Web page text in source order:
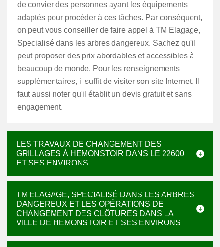
de convier des personnes ayant les équipements
adaptés pour procéder à ces tâches. Par conséquent,
on peut vous conseiller de faire appel à TM Elagage,
Specialisé dans les arbres dangereux. Sachez qu'il
peut proposer des prix abordables et accessibles à
beaucoup de monde. Pour les renseignements
supplémentaires, il suffit de visiter son site Internet. Il
faut aussi noter qu'il établit un devis gratuit et sans
engagement.
LES TRAVAUX DE CHANGEMENT DES
GRILLAGES À HEMONSTOIR DANS LE 22600
ET SES ENVIRONS
TM ELAGAGE, SPECIALISÉ DANS LES ARBRES
DANGEREUX ET LES OPÉRATIONS DE
CHANGEMENT DES CLÔTURES DANS LA
VILLE DE HEMONSTOIR ET SES ENVIRONS